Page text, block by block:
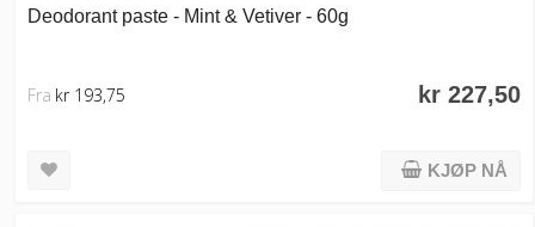
Deodorant paste - Mint & Vetiver - 60g
kr 227,50
Fra kr 193,75
KJØP NÅ